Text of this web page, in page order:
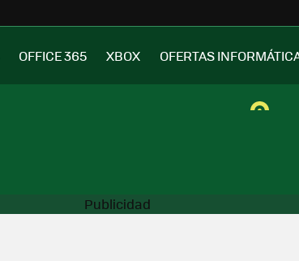
OFFICE 365 XBOX OFERTAS